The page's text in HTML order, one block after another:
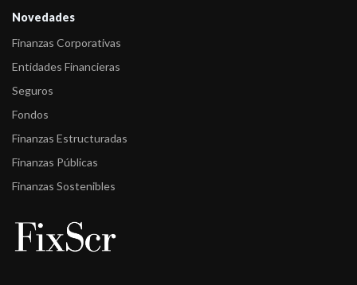
Novedades
Finanzas Corporativas
Entidades Financieras
Seguros
Fondos
Finanzas Estructuradas
Finanzas Públicas
Finanzas Sostenibles